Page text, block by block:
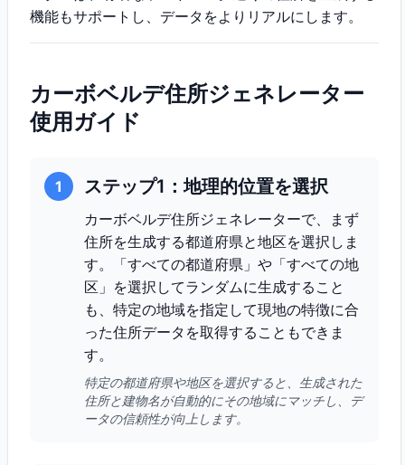
機能もサポートし、データをよりリアルにします。
カーボベルデ住所ジェネレーター
使用ガイド
1 ステップ1：地理的位置を選択
カーボベルデ住所ジェネレーターで、まず
住所を生成する都道府県と地区を選択しま
す。「すべての都道府県」や「すべての地
区」を選択してランダムに生成すること
も、特定の地域を指定して現地の特徴に合
った住所データを取得することもできま
す。
特定の都道府県や地区を選択すると、生成された
住所と建物名が自動的にその地域にマッチし、デ
ータの信頼性が向上します。